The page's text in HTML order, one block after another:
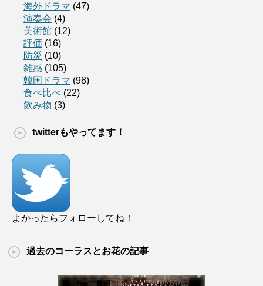
海外ドラマ (47)
演奏会 (4)
美術館 (12)
評価 (16)
防災 (10)
雑感 (105)
韓国ドラマ (98)
食べ比べ (22)
飲み物 (3)
twitterもやってます！
よかったらフォローしてね！
過去のコーラスとお花の記事